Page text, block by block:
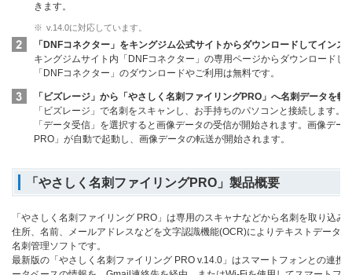
きます。
※ v.14.0に対応しています。
「DNFコネクター」をキングジム公式サイトからダウンロードしてインス
キングジムサイト内「DNFコネクター」の専用ページからダウンロード
「DNFコネクター」のダウンロードやご利用は無料です。
「ビズレージ」から「やさしく名刺ファイリングPRO」へ名刺データを転
「ビズレージ」で名刺をスキャンし、お手持ちのパソコンと接続します
「データ受信」を選択すると画像データの受信が開始されます。画像デ
PRO」が自動で起動し、画像データの転送が開始されます。
「やさしく名刺ファイリングPRO」製品概要
「やさしく名刺ファイリング PRO」は専用のスキャナなどから名刺を取り込
住所、名前、メールアドレスなどを文字認識機能(OCR)によりテキストデータ
名刺管理ソフトです。
最新版の「やさしく名刺ファイリング PRO v.14.0」はスマートフォンとの連